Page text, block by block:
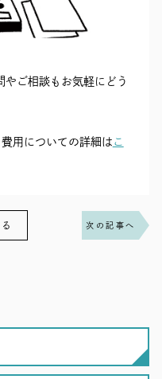
TELEPHONE
やご相談もお気軽にどう
用についての詳細は こ
次の記事へ